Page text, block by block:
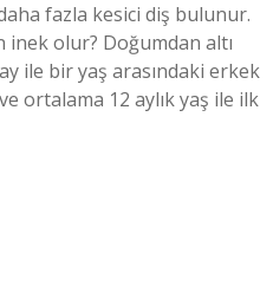
fazla kesici diş bulunur.
olur? Doğumdan altı
ile bir yaş arasındaki erkek
ortalama 12 aylık yaş ile ilk